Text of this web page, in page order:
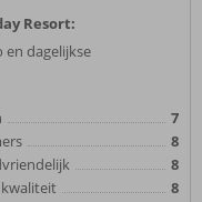
Resort:
en dagelijkse
7
8
8
8